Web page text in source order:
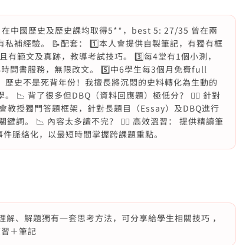
中國歷史及歷史課均取得5**，best 5: 27/35 曾在兩
補經驗。 📝配套： 1️⃣本人會提供自製筆記，有獨有框
範文及真跡，教導考試技巧。 3️⃣每4堂有1個小測，
問書服務，無限改文。 5️⃣中6學生每3個月免費full
歷史不是死背年份！我擅長將沉悶的史料轉化為生動的
📉 背了很多但DBQ（資料回應題）極低分？ 👉🏻 針對
教授獨門答題框架，針對長題目（Essay）及DBQ進行
詞。 📉 內容太多讀不完？ 👉🏻 高效溫習： 提供精讀筆
脈絡化，以最短時間掌握跨課題重點。
、解題獨有一套思考方法，可分享給學生相關技巧 ，
＋筆記